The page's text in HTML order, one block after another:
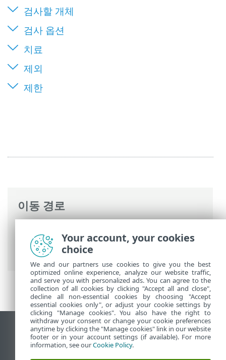
이동 경로
고급 설정
>Computer>실시간 파일 시스
템 보호> ThreatSense 파라미터
검사할 개체
검사 옵션
치료
제외
제한
데스크톱 사이트 보기
End of Life
Your account, your cookies
choice
We and our partners use cookies to give you the best
optimized online experience, analyze our website traffic,
and serve you with personalized ads. You can agree to the
collection of all cookies by clicking "Accept all and close",
decline all non-essential cookies by choosing "Accept
essential cookies only", or adjust your cookie settings by
clicking "Manage cookies". You also have the right to
withdraw your consent or change your cookie preferences
anytime by clicking the "Manage cookies" link in our website
footer or in your account settings (if available). For more
information, see ourCookie Policy.